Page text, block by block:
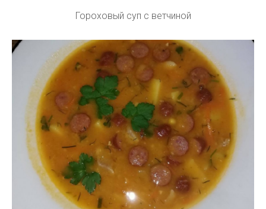
Гороховый суп с ветчиной